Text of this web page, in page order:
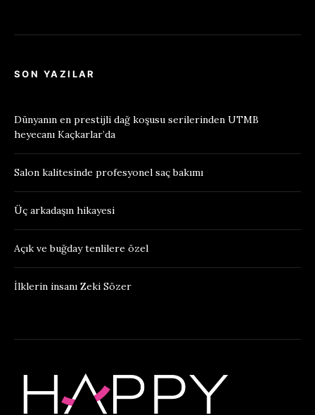
SON YAZILAR
Dünyanın en prestijli dağ koşusu serilerinden UTMB
heyecanı Kaçkarlar’da
Salon kalitesinde profesyonel saç bakımı
Üç arkadaşın hikayesi
Açık ve buğday tenlilere özel
İlklerin insanı Zeki Sözer